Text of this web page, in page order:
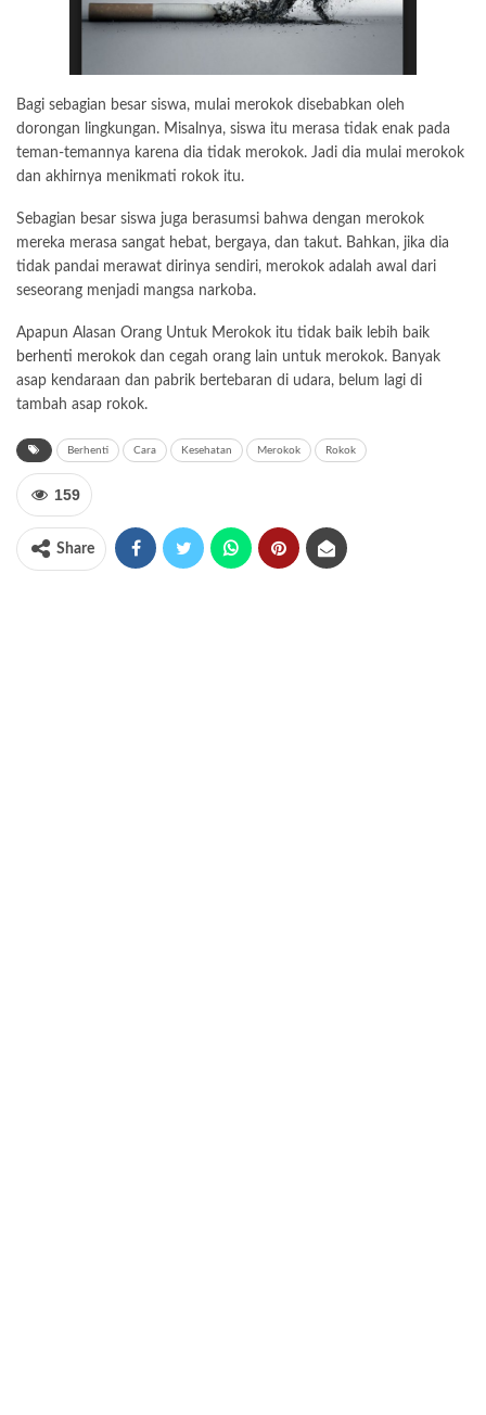
Bagi sebagian besar siswa, mulai merokok disebabkan oleh
dorongan lingkungan. Misalnya, siswa itu merasa tidak enak pada
teman-temannya karena dia tidak merokok. Jadi dia mulai merokok
dan akhirnya menikmati rokok itu.
Sebagian besar siswa juga berasumsi bahwa dengan merokok
mereka merasa sangat hebat, bergaya, dan takut. Bahkan, jika dia
tidak pandai merawat dirinya sendiri, merokok adalah awal dari
seseorang menjadi mangsa narkoba.
Apapun Alasan Orang Untuk Merokok itu tidak baik lebih baik
berhenti merokok dan cegah orang lain untuk merokok. Banyak
asap kendaraan dan pabrik bertebaran di udara, belum lagi di
tambah asap rokok.
Berhenti Cara Kesehatan Merokok Rokok
159
Share